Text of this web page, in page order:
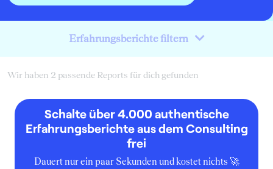
Erfahrungsberichte filtern
Wir haben 2 passende Reports für dich gefunden
Schalte über 4.000 authentische
Erfahrungsberichte aus dem Consulting
frei
Dauert nur ein paar Sekunden und kostet nichts 🚀